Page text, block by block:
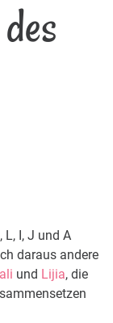
L, I, J und A
daraus andere
und Lijia, die